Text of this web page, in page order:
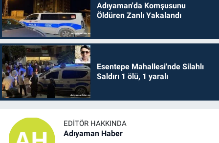
Adıyaman'da Komşusunu
Öldüren Zanlı Yakalandı
Esentepe Mahallesi'nde Silahlı
Saldırı 1 ölü, 1 yaralı
EDITÖR HAKKINDA
Adıyaman Haber